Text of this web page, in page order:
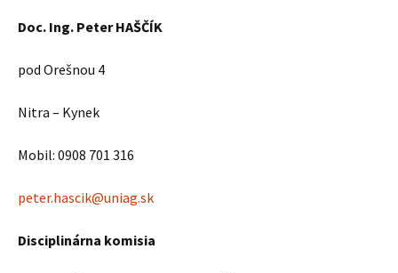
Doc. Ing. Peter HAŠČÍK
pod Orešnou 4
Nitra – Kynek
Mobil: 0908 701 316
peter.hascik@uniag.sk
Disciplinárna komisia